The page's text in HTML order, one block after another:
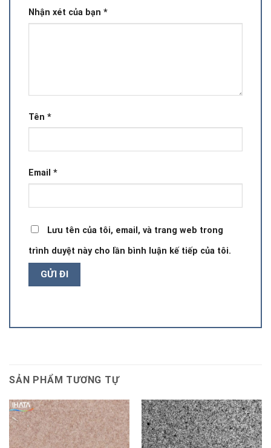
Nhận xét của bạn *
Tên *
Email *
Lưu tên của tôi, email, và trang web trong
trình duyệt này cho lần bình luận kế tiếp của tôi.
SẢN PHẨM TƯƠNG TỰ